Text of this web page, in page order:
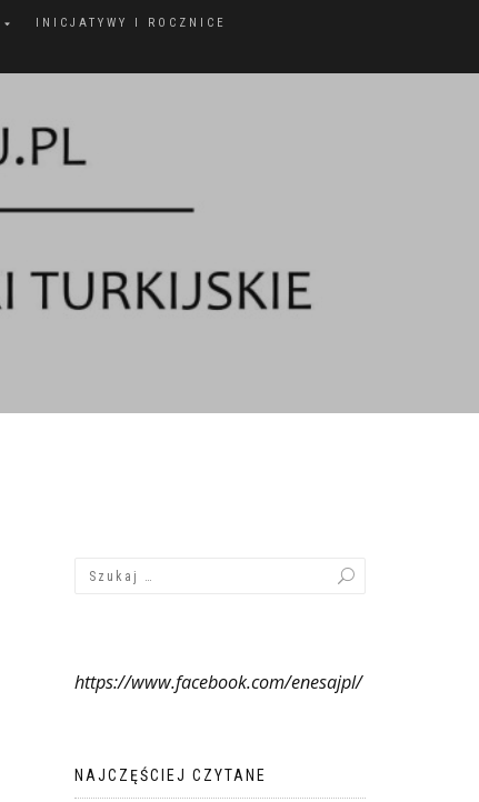
INICJATYWY I ROCZNICE
https://www.facebook.com/enesajpl/
NAJCZĘŚCIEJ CZYTANE